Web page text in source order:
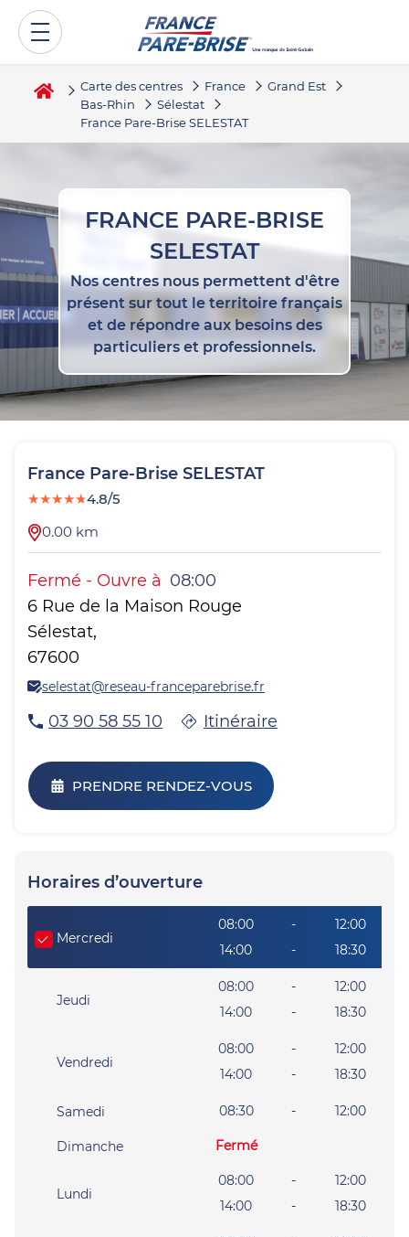
Carte des centres France
Grand Est
Bas-Rhin
Sélestat
France Pare-Brise SELESTAT
FRANCE PARE-BRISE
SELESTAT
Nos centres nous permettent d'être
présent sur tout le territoire français
et de répondre aux besoins des
particuliers et professionnels.
France Pare-Brise SELESTAT
★★★★★4.8/5
0.00 km
Fermé - Ouvre à 08:00
6 Rue de la Maison Rouge
Sélestat,
67600
selestat@reseau-franceparebrise.fr
03 90 58 55 10 Itinéraire
PRENDRE RENDEZ-VOUS
Horaires d’ouverture
Heures
Mercredi
08:00 -
12:00
14:00
- 18:30
Jeudi
08:00 -
12:00
14:00
- 18:30
Vendredi
08:00 -
12:00
14:00
- 18:30
Samedi 08:30 - 12:00
Dimanche Fermé
Lundi
08:00 -
12:00
14:00
- 18:30